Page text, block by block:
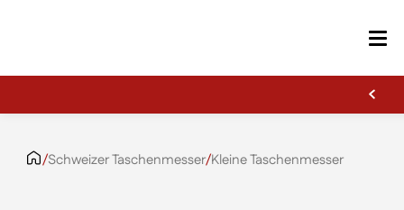
/Schweizer Taschenmesser/Kleine Taschenmesser